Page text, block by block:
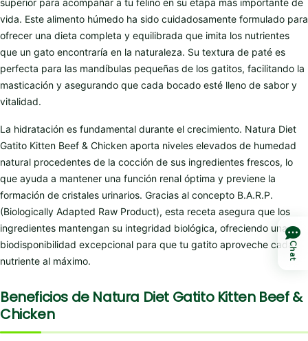
superior para acompañar a tu felino en su etapa más importante de
vida. Este alimento húmedo ha sido cuidadosamente formulado para
ofrecer una dieta completa y equilibrada que imita los nutrientes
que un gato encontraría en la naturaleza. Su textura de paté es
perfecta para las mandíbulas pequeñas de los gatitos, facilitando la
masticación y asegurando que cada bocado esté lleno de sabor y
vitalidad.
La hidratación es fundamental durante el crecimiento. Natura Diet
Gatito Kitten Beef & Chicken aporta niveles elevados de humedad
natural procedentes de la cocción de sus ingredientes frescos, lo
que ayuda a mantener una función renal óptima y previene la
formación de cristales urinarios. Gracias al concepto B.A.R.P.
(Biologically Adapted Raw Product), esta receta asegura que los
ingredientes mantengan su integridad biológica, ofreciendo una
biodisponibilidad excepcional para que tu gatito aproveche cada
nutriente al máximo.
Beneficios de Natura Diet Gatito Kitten Beef &
Chicken
Chat